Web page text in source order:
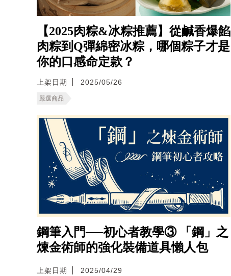
【2025肉粽&冰粽推薦】從鹹香爆餡
肉粽到Q彈綿密冰粽，哪個粽子才是
你的口感命定款？
上架日期 2025/05/26
嚴選商品
鋼筆入門──初心者教學③ 「鋼」之
煉金術師的強化裝備道具懶人包
上架日期 2025/04/29